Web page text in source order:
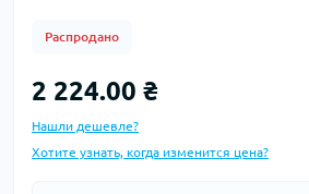
Распродано
2 224.00 ₴
Нашли дешевле?
Хотите узнать, когда изменится цена?